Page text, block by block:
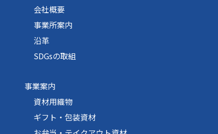
会社概要
事業所案内
沿革
SDGsの取組
事業案内
資材用織物
ギフト・包装資材